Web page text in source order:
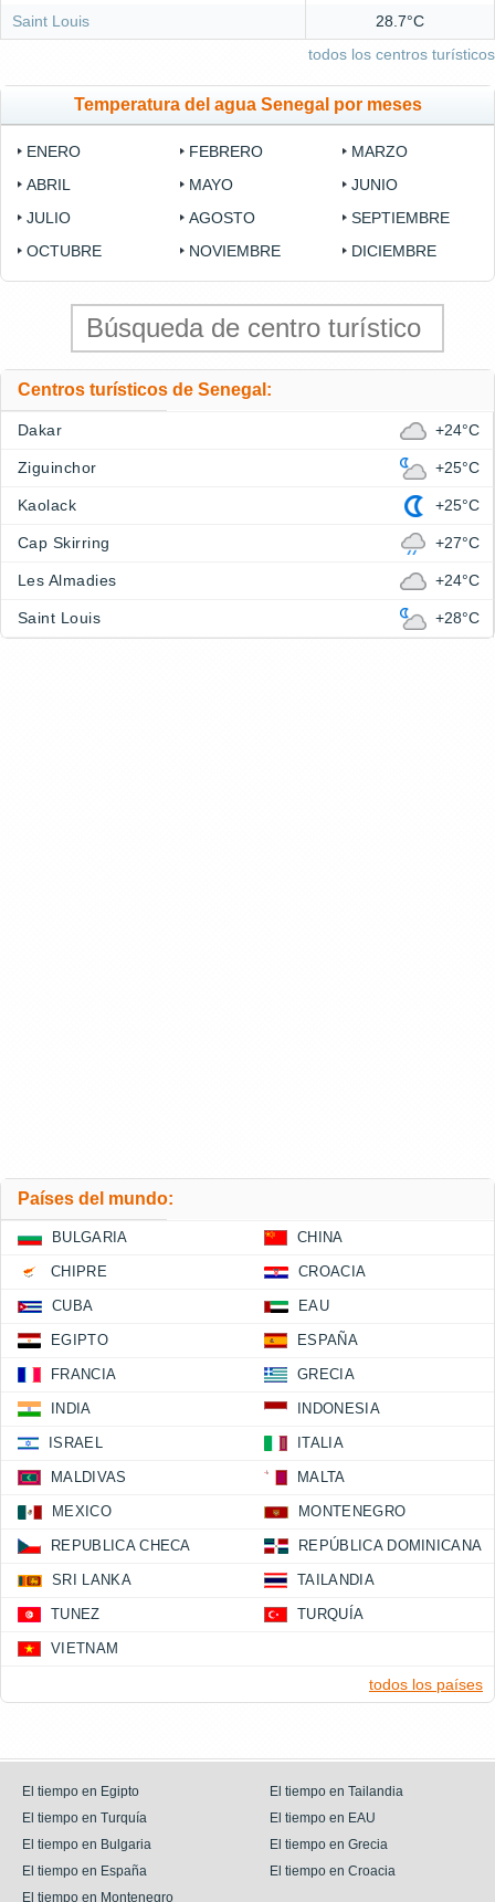
Saint Louis
28.7°C
todos los centros turísticos
Temperatura del agua Senegal por meses
ENERO FEBRERO
MARZO
ABRIL
MAYO
JUNIO
JULIO
AGOSTO
SEPTIEMBRE
OCTUBRE
NOVIEMBRE DICIEMBRE
Centros turísticos de Senegal:
Dakar +24°C
Ziguinchor +25°C
Kaolack +25°C
Cap Skirring +27°C
Les Almadies +24°C
Saint Louis +28°C
Países del mundo:
BULGARIA CHINA
CHIPRE CROACIA
CUBA EAU
EGIPTO ESPAÑA
FRANCIA GRECIA
INDIA INDONESIA
ISRAEL ITALIA
MALDIVAS MALTA
MEXICO MONTENEGRO
REPUBLICA CHECA REPÚBLICA DOMINICANA
SRI LANKA TAILANDIA
TUNEZ TURQUÍA
VIETNAM
todos los países
El tiempo en Egipto
El tiempo en Tailandia
El tiempo en Turquía
El tiempo en EAU
El tiempo en Bulgaria
El tiempo en Grecia
El tiempo en España
El tiempo en Croacia
El tiempo en Montenegro